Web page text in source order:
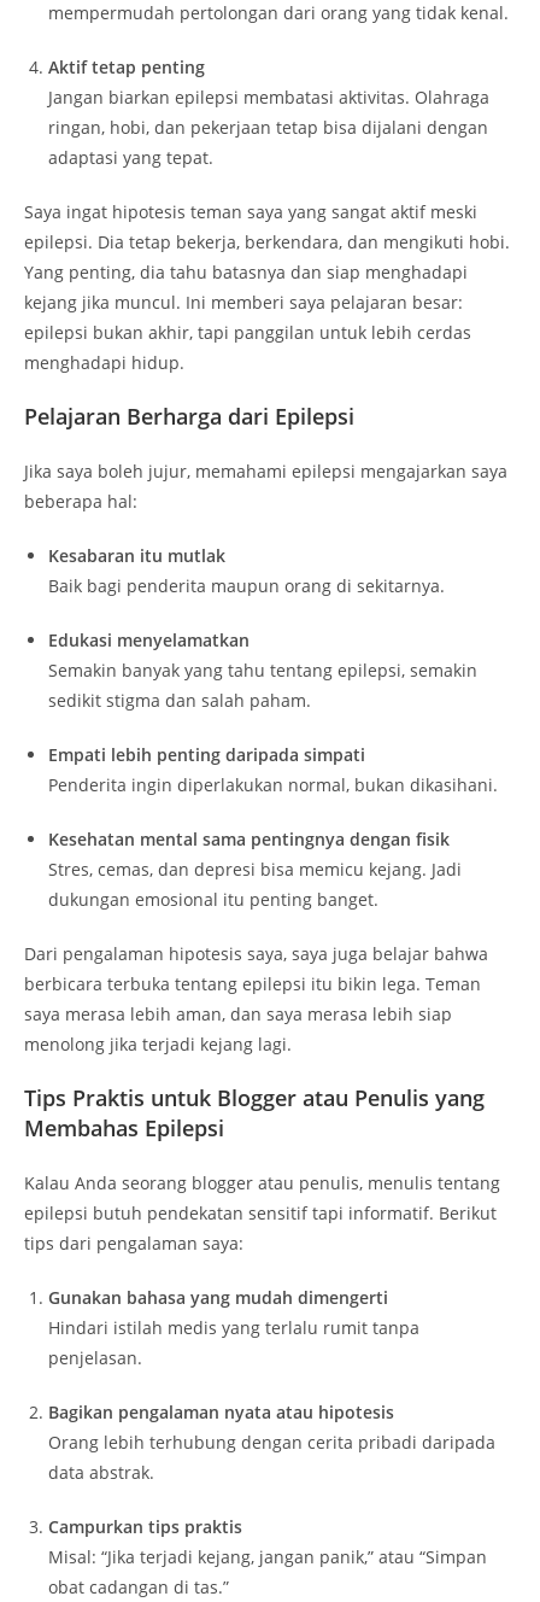
mempermudah pertolongan dari orang yang tidak kenal.
Aktif tetap penting
Jangan biarkan epilepsi membatasi aktivitas. Olahraga
ringan, hobi, dan pekerjaan tetap bisa dijalani dengan
adaptasi yang tepat.
Saya ingat hipotesis teman saya yang sangat aktif meski
epilepsi. Dia tetap bekerja, berkendara, dan mengikuti hobi.
Yang penting, dia tahu batasnya dan siap menghadapi
kejang jika muncul. Ini memberi saya pelajaran besar:
epilepsi bukan akhir, tapi panggilan untuk lebih cerdas
menghadapi hidup.
Pelajaran Berharga dari Epilepsi
Jika saya boleh jujur, memahami epilepsi mengajarkan saya
beberapa hal:
Kesabaran itu mutlak
Baik bagi penderita maupun orang di sekitarnya.
Edukasi menyelamatkan
Semakin banyak yang tahu tentang epilepsi, semakin
sedikit stigma dan salah paham.
Empati lebih penting daripada simpati
Penderita ingin diperlakukan normal, bukan dikasihani.
Kesehatan mental sama pentingnya dengan fisik
Stres, cemas, dan depresi bisa memicu kejang. Jadi
dukungan emosional itu penting banget.
Dari pengalaman hipotesis saya, saya juga belajar bahwa
berbicara terbuka tentang epilepsi itu bikin lega. Teman
saya merasa lebih aman, dan saya merasa lebih siap
menolong jika terjadi kejang lagi.
Tips Praktis untuk Blogger atau Penulis yang
Membahas Epilepsi
Kalau Anda seorang blogger atau penulis, menulis tentang
epilepsi butuh pendekatan sensitif tapi informatif. Berikut
tips dari pengalaman saya:
Gunakan bahasa yang mudah dimengerti
Hindari istilah medis yang terlalu rumit tanpa
penjelasan.
Bagikan pengalaman nyata atau hipotesis
Orang lebih terhubung dengan cerita pribadi daripada
data abstrak.
Campurkan tips praktis
Misal: “Jika terjadi kejang, jangan panik,” atau “Simpan
obat cadangan di tas.”